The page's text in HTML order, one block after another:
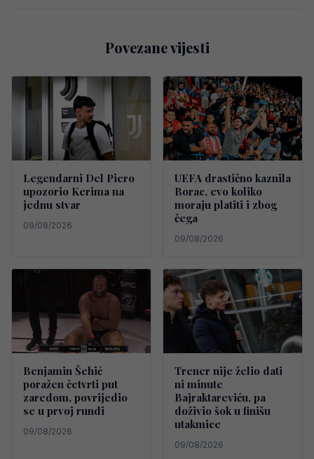
Povezane vijesti
Legendarni Del Piero
upozorio Kerima na
jednu stvar
09/08/2026
UEFA drastično kaznila
Borac, evo koliko
moraju platiti i zbog
čega
09/08/2026
Benjamin Šehić
poražen četvrti put
zaredom, povrijedio
se u prvoj rundi
09/08/2026
Trener nije želio dati
ni minute
Bajraktareviću, pa
doživio šok u finišu
utakmice
09/08/2026